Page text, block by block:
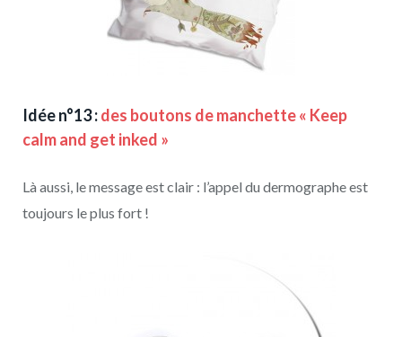
Idée n°13 :des boutons de manchette « Keep
calm and get inked »
Là aussi, le message est clair : l’appel du dermographe est
toujours le plus fort !